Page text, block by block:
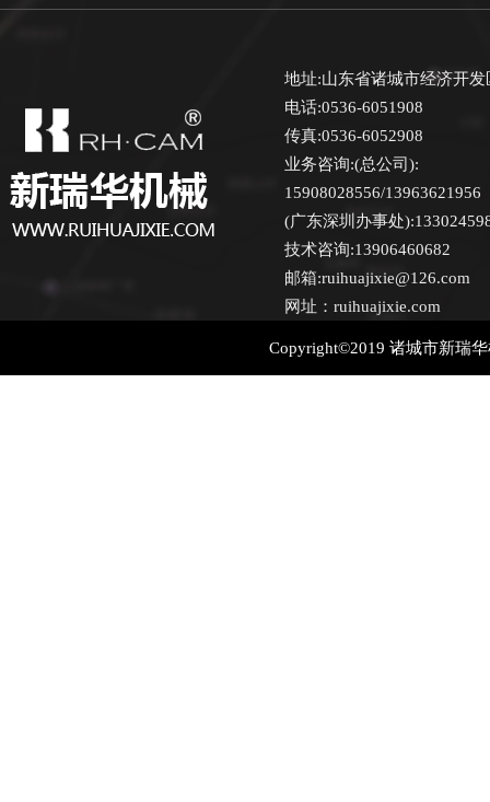
地址:山东省诸城市经济开
电话:0536-6051908
传真:0536-6052908
业务咨询:(总公司):
15908028556/13963621956
(广东深圳办事处
技术咨询:13906460682
邮箱:ruihuajixie@126.com
网址：ruihuajixie.com
Copyright©2019 诸城市新瑞